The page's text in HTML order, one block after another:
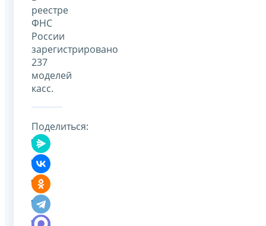
реестре
ФНС
России
зарегистрировано
237
моделей
касс.
Поделиться: